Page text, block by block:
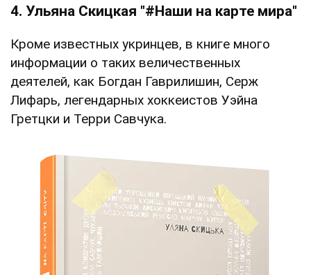
4. Ульяна Скицкая "#Наши на карте мира"
Кроме известных укринцев, в книге много
информации о таких величественных
деятелей, как Богдан Гаврилишин, Серж
Лифарь, легендарных хоккеистов Уэйна
Гретцки и Терри Савчука.